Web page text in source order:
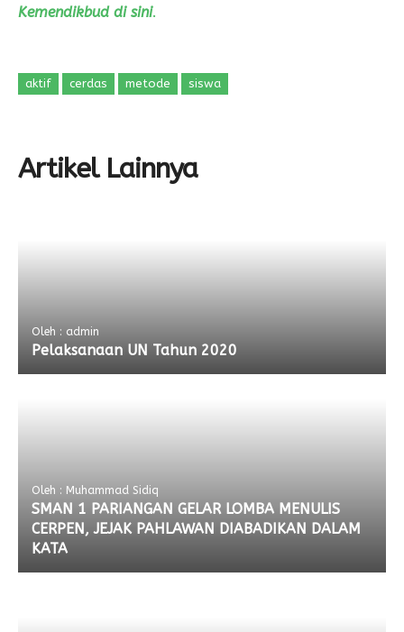
Kemendikbud di sini.
aktif cerdas metode siswa
Artikel Lainnya
Oleh : admin
Pelaksanaan UN Tahun 2020
Oleh : Muhammad Sidiq
SMAN 1 PARIANGAN GELAR LOMBA MENULIS
CERPEN, JEJAK PAHLAWAN DIABADIKAN DALAM
KATA